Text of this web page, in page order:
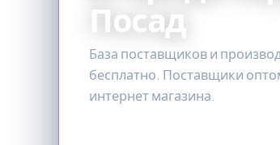
Посад
База поставщиков и
бесплатно. Поставщики
интернет магазина.